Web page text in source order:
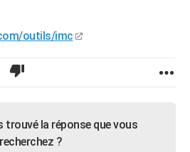
outils/imc
trouvé la réponse que vous
recherchez ?